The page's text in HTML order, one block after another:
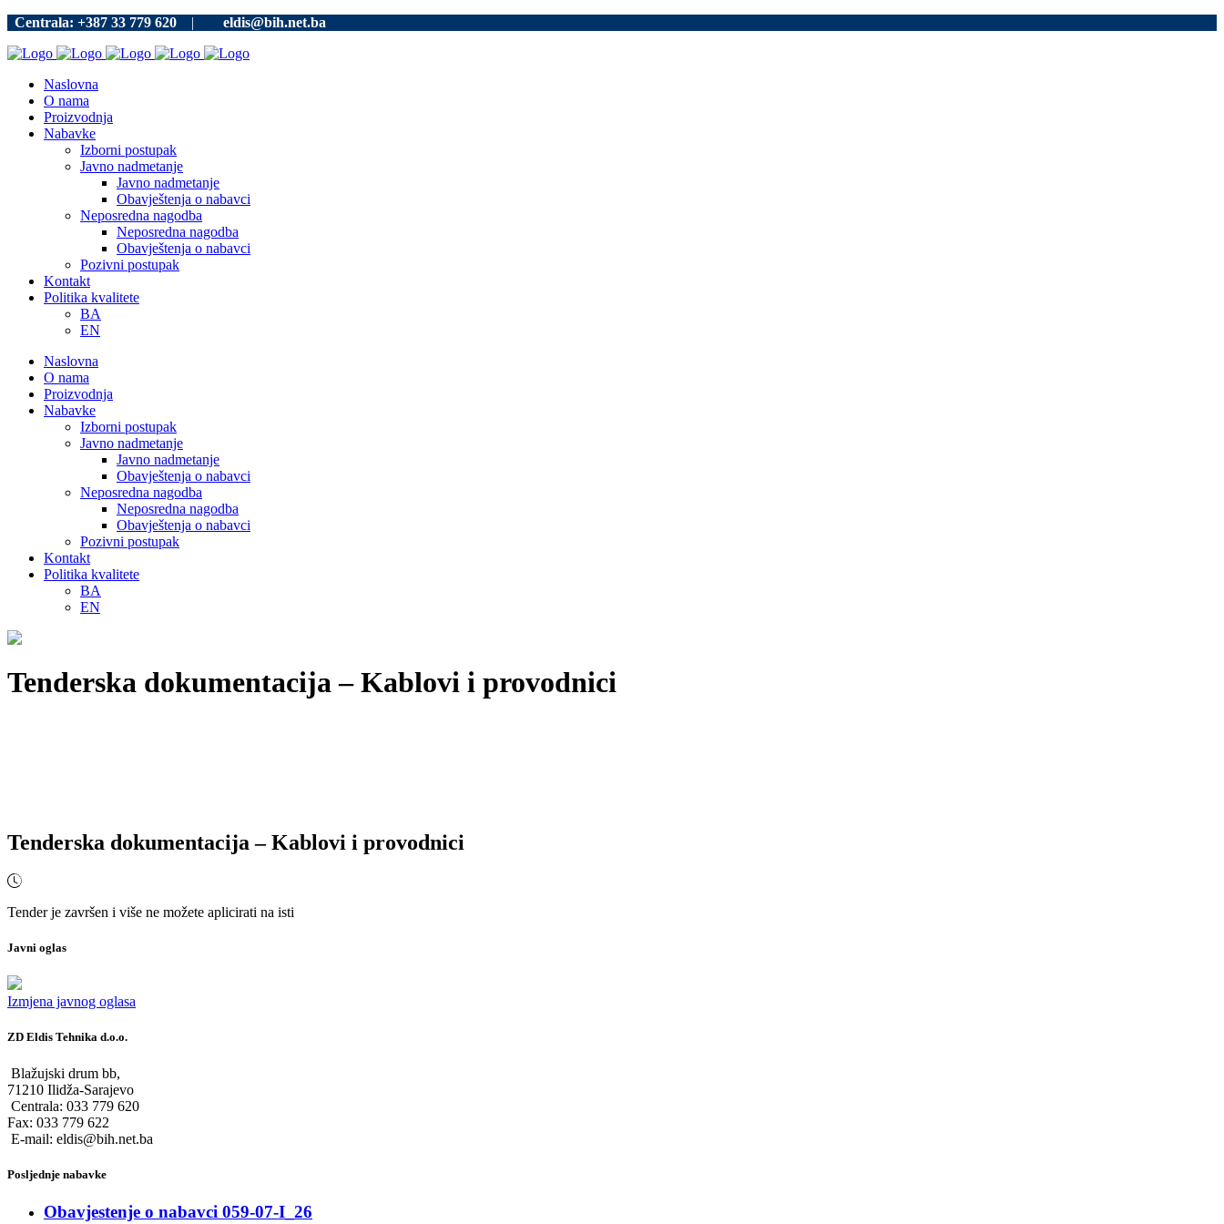
Centrala: +387 33 779 620 | eldis@bih.net.ba
Naslovna
O nama
Proizvodnja
Nabavke
Izborni postupak
Javno nadmetanje
Javno nadmetanje
Obavještenja o nabavci
Neposredna nagodba
Neposredna nagodba
Obavještenja o nabavci
Pozivni postupak
Kontakt
Politika kvalitete
BA
EN
Naslovna
O nama
Proizvodnja
Nabavke
Izborni postupak
Javno nadmetanje
Javno nadmetanje
Obavještenja o nabavci
Neposredna nagodba
Neposredna nagodba
Obavještenja o nabavci
Pozivni postupak
Kontakt
Politika kvalitete
BA
EN
Tenderska dokumentacija – Kablovi i provodnici
Tenderska dokumentacija – Kablovi i provodnici
Tender je završen i više ne možete aplicirati na isti
Javni oglas
Izmjena javnog oglasa
ZD Eldis Tehnika d.o.o.
Blažujski drum bb,
71210 Ilidža-Sarajevo
Centrala: 033 779 620
Fax: 033 779 622
E-mail: eldis@bih.net.ba
Posljednje nabavke
Obavjestenje o nabavci 059-07-I_26